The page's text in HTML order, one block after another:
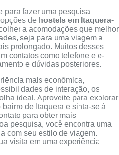
para fazer uma pesquisa
de hostels em Itaquera-
a acomodações que melhor
seja para uma viagem a
prolongado. Muitos desses
contatos como telefone e e-
e dúvidas posteriores.
mais econômica,
de interação, os
ideal. Aproveite para explorar
de Itaquera e sinta-se à
para obter mais
pesquisa, você encontra uma
com seu estilo de viagem,
visita em uma experiência